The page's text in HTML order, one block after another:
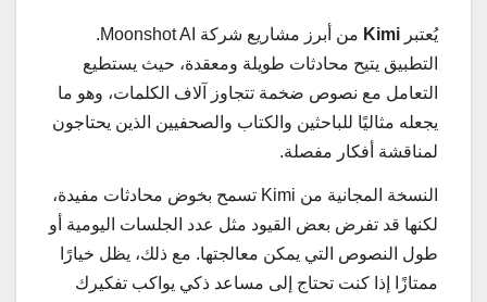
يُعتبر Kimi
من أبرز مشاريع شركة Moonshot AI.
التطبيق يتيح محادثات طويلة ومعقدة، حيث يستطيع
التعامل مع نصوص ضخمة تتجاوز آلاف الكلمات، وهو ما
يجعله مثاليًا للباحثين والكتاب والصحفيين الذين يحتاجون
لمناقشة أفكار مفصلة.
النسخة المجانية من Kimi تسمح بخوض محادثات مفيدة،
لكنها قد تفرض بعض القيود مثل عدد الجلسات اليومية أو
طول النصوص التي يمكن معالجتها. مع ذلك، يظل خيارًا
ممتازًا إذا كنت تحتاج إلى مساعد ذكي يواكب تفكيرك